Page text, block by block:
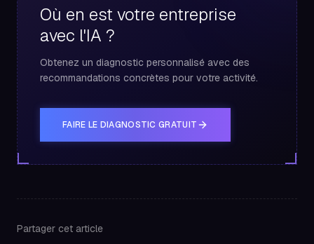
Où en est votre entreprise
avec l'IA ?
Obtenez un diagnostic personnalisé avec des
recommandations concrètes pour votre activité.
FAIRE LE DIAGNOSTIC GRATUIT
Partager cet article